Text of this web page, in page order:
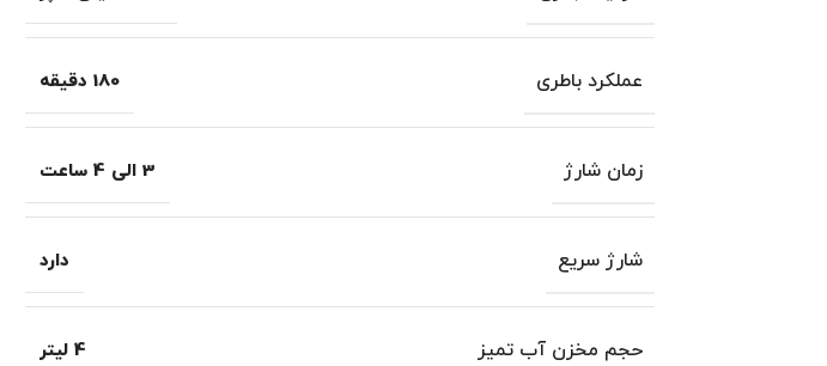
عملکرد باطری 180 دقیقه
زمان شارژ 3 الی 4 ساعت
شارژ سریع دارد
حجم مخزن آب تمیز 4 لیتر